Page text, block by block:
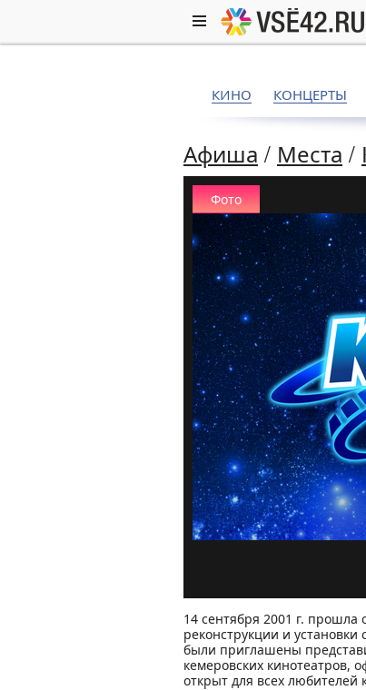
КИНО КОНЦЕРТЫ
Афиша / Места /
Фото
14 сентября 2001 г.
реконструкции и
были приглашены
кемеровских кинотеатров,
открыт для всех любителей